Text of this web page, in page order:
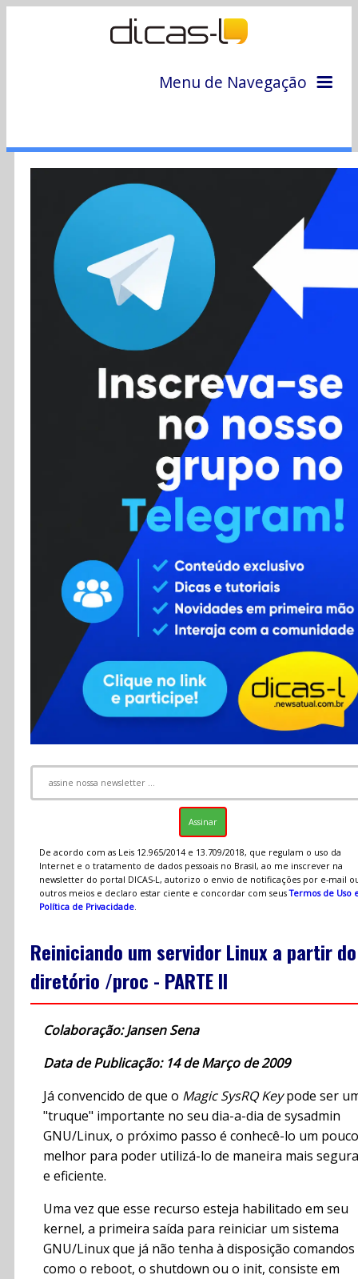
Menu de Navegação
Colunas
Colaboradores
Cursos
Enviar Dica
Contato
RSS
De acordo com as Leis 12.965/2014 e 13.709/2018, que regulam o uso da
Internet e o tratamento de dados pessoais no Brasil, ao me inscrever na
newsletter do portal DICAS-L, autorizo o envio de notificações por e-mail
outros meios e declaro estar ciente e concordar com seusTermos de Uso
Política de Privacidade.
Reiniciando um servidor Linux a partir do
diretório /proc - PARTE II
Colaboração: Jansen Sena
Data de Publicação: 14 de Março de 2009
Já convencido de que o Magic SysRQ Keypode ser
"truque" importante no seu dia-a-dia de sysadmin
GNU/Linux, o próximo passo é conhecê-lo um pouco
melhor para poder utilizá-lo de maneira mais segura
e eficiente.
Uma vez que esse recurso esteja habilitado em seu
kernel, a primeira saída para reiniciar um sistema
GNU/Linux que já não tenha à disposição comandos
como o reboot, o shutdown ou o init, consiste em